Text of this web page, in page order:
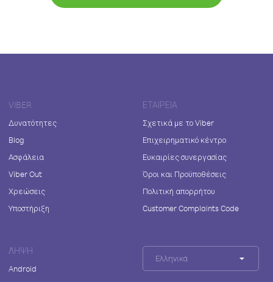
VIBER
Δυνατότητες
Blog
Ασφάλεια
Viber Out
Χρεώσεις
Υποστήριξη
ΕΤΑΙΡΕΊΑ
Σχετικά με το Viber
Επιχειρηματικό κέντρο
Ευκαιρίες συνεργασίας
Όροι και Προϋποθέσεις
Πολιτική απορρήτου
Customer Complaints Code
ΛΉΨΗ
Android
Ελληνικά